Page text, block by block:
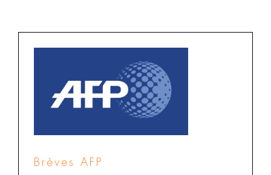
Brèves AFP